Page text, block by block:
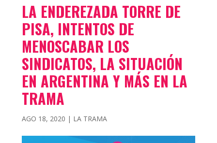
LA ENDEREZADA TORRE DE
PISA, INTENTOS DE
MENOSCABAR LOS
SINDICATOS, LA SITUACIÓN
EN ARGENTINA Y MÁS EN LA
TRAMA
AGO 18, 2020 | LA TRAMA